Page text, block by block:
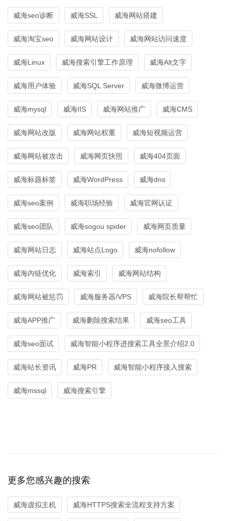
威海seo诊断 威海SSL 威海网站搭建
威海淘宝seo 威海网站设计 威海网站访问速度
威海Linux 威海搜索引擎工作原理 威海Alt文字
威海用户体验 威海SQL Server 威海微博运营
威海mysql 威海IIS 威海网站推广 威海CMS
威海网站改版 威海网站权重 威海短视频运营
威海网站被攻击 威海网页快照 威海404页面
威海标题标签 威海WordPress 威海dns
威海seo案例 威海职场经验 威海官网认证
威海seo团队 威海sogou spider 威海网页质量
威海网站日志 威海站点Logo 威海nofollow
威海内链优化 威海索引 威海网站结构
威海网站被惩罚 威海服务器/VPS 威海院长帮帮忙
威海APP推广 威海删除搜索结果 威海seo工具
威海seo面试 威海智能小程序进搜索工具全景介绍2.0
威海站长资讯 威海PR 威海智能小程序接入搜索
威海mssql 威海搜索引擎
更多您感兴趣的搜索
威海虚拟主机 威海HTTPS搜索全流程支持方案